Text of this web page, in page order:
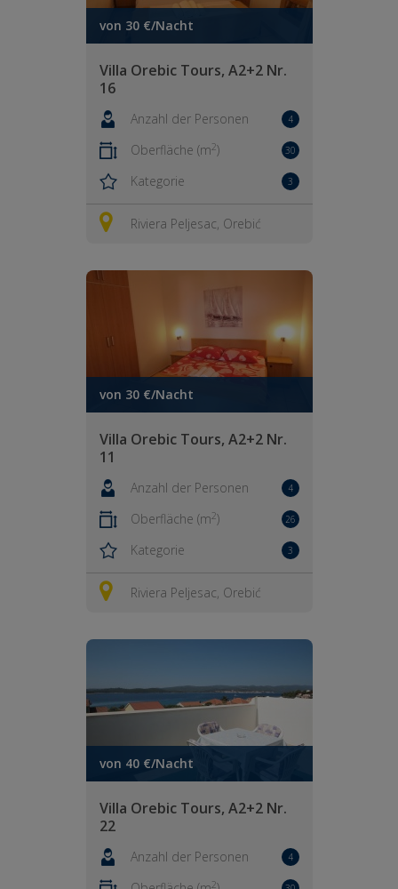
von 30 €/Nacht
Villa Orebic Tours, A2+2 Nr.
16
Anzahl der Personen 4
Oberfläche (m2) 30
Kategorie 3
Riviera Peljesac, Orebić
von 30 €/Nacht
Villa Orebic Tours, A2+2 Nr.
11
Anzahl der Personen 4
Oberfläche (m2) 26
Kategorie 3
Riviera Peljesac, Orebić
von 40 €/Nacht
Villa Orebic Tours, A2+2 Nr.
22
Anzahl der Personen 4
2